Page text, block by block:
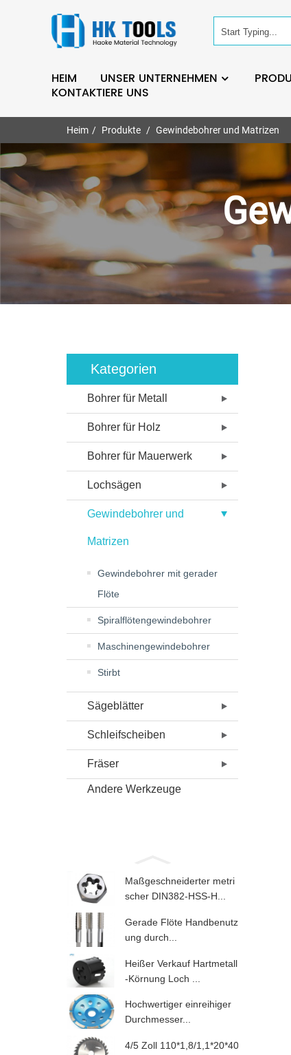
HEIM UNSER UNTERNEHMEN
KONTAKTIERE UNS
Heim Produkte Gewindebohrer und Matrizen
Kategorien
Bohrer für Metall
Bohrer für Holz
Bohrer für Mauerwerk
Lochsägen
Gewindebohrer und
Matrizen
Gewindebohrer mit gerader
Flöte
Spiralflötengewindebohrer
Maschinengewindebohrer
Stirbt
Sägeblätter
Schleifscheiben
Fräser
Andere Werkzeuge
Maßgeschneiderter metri
scher DIN382-HSS-H...
Gerade Flöte Handbenutz
ung durch...
Heißer Verkauf Hartmetall
-Körnung Loch ...
Hochwertiger einreihiger
Durchmesser...
4/5 Zoll 110*1,8/1,1*20*40